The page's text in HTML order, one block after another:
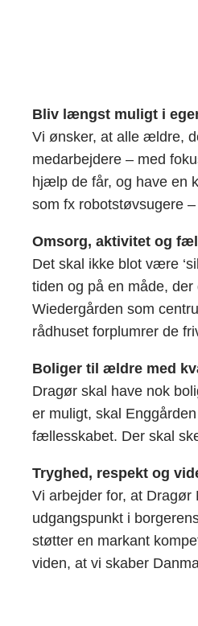
Bliv længst muligt i
Vi ønsker, at alle ældre,
medarbejdere – med
hjælp de får, og have en
som fx robotstøvsugere
Omsorg, aktivitet og
Det skal ikke blot være
tiden og på en måde,
Wiedergården som
rådhuset forplumrer de
Boliger til ældre med
Dragør skal have nok
er muligt, skal
fællesskabet. Der skal
Tryghed, respekt og
Vi arbejder for, at
udgangspunkt i
støtter en markant
viden, at vi skaber